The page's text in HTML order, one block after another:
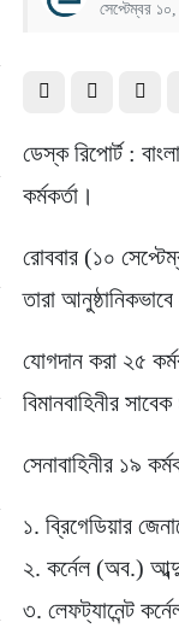
সেপ্টেম্বর
ডেস্ক রিপোর্ট :
কর্মকর্তা।
রোববার (১০
তারা
যোগদান করা ২৫
বিমানবাহিনীর
সেনাবাহিনীর ১৯
১. ব্রিগেডিয়ার
২. কর্নেল (অব.)
৩. লেফট্যানেন্ট